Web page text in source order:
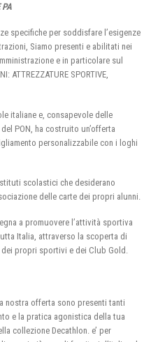
PA
specifiche per soddisfare l’esigenze
Siamo presenti e abilitati nei
e in particolare sul
ATTREZZATURE SPORTIVE,
italiane e, consapevole delle
PON, ha costruito un’offerta
personalizzabile con i loghi
scolastici che desiderano
delle carte dei propri alunni.
a promuovere l’attività sportiva
Italia, attraverso la scoperta di
propri sportivi e dei Club Gold.
nostra offerta sono presenti tanti
e la pratica agonistica della tua
collezione Decathlon. e’ per